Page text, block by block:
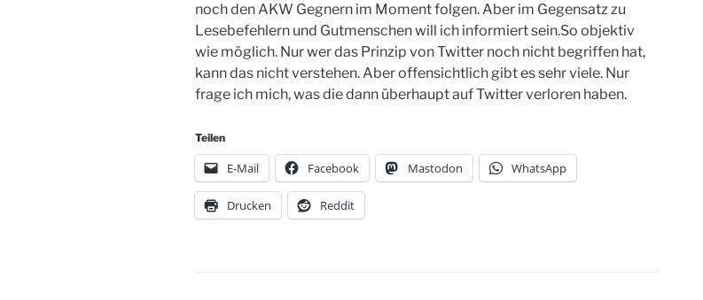
noch den AKW Gegnern im Moment folgen. Aber im Gegensatz zu
Lesebefehlern und Gutmenschen will ich informiert sein.So objektiv
wie möglich. Nur wer das Prinzip von Twitter noch nicht begriffen hat,
kann das nicht verstehen. Aber offensichtlich gibt es sehr viele. Nur
frage ich mich, was die dann überhaupt auf Twitter verloren haben.
Teilen
E-Mail Facebook Mastodon WhatsApp
Drucken Reddit